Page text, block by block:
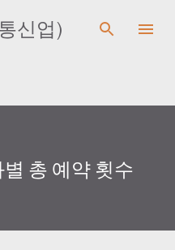
건너뛰기
신업)
총 예약 횟수